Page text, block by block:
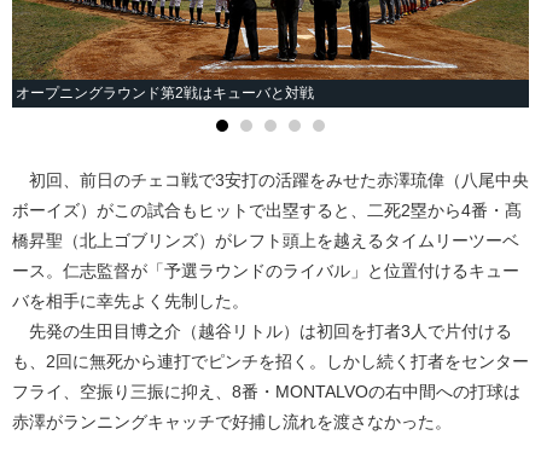
オープニングラウンド第2戦はキューバと対戦
初回、前日のチェコ戦で3安打の活躍をみせた赤澤琉偉（八尾中央
ボーイズ）がこの試合もヒットで出塁すると、二死2塁から4番・髙
橋昇聖（北上ゴブリンズ）がレフト頭上を越えるタイムリーツーベ
ース。仁志監督が「予選ラウンドのライバル」と位置付けるキュー
バを相手に幸先よく先制した。
先発の生田目博之介（越谷リトル）は初回を打者3人で片付ける
も、2回に無死から連打でピンチを招く。しかし続く打者をセンター
フライ、空振り三振に抑え、8番・MONTALVOの右中間への打球は
赤澤がランニングキャッチで好捕し流れを渡さなかった。